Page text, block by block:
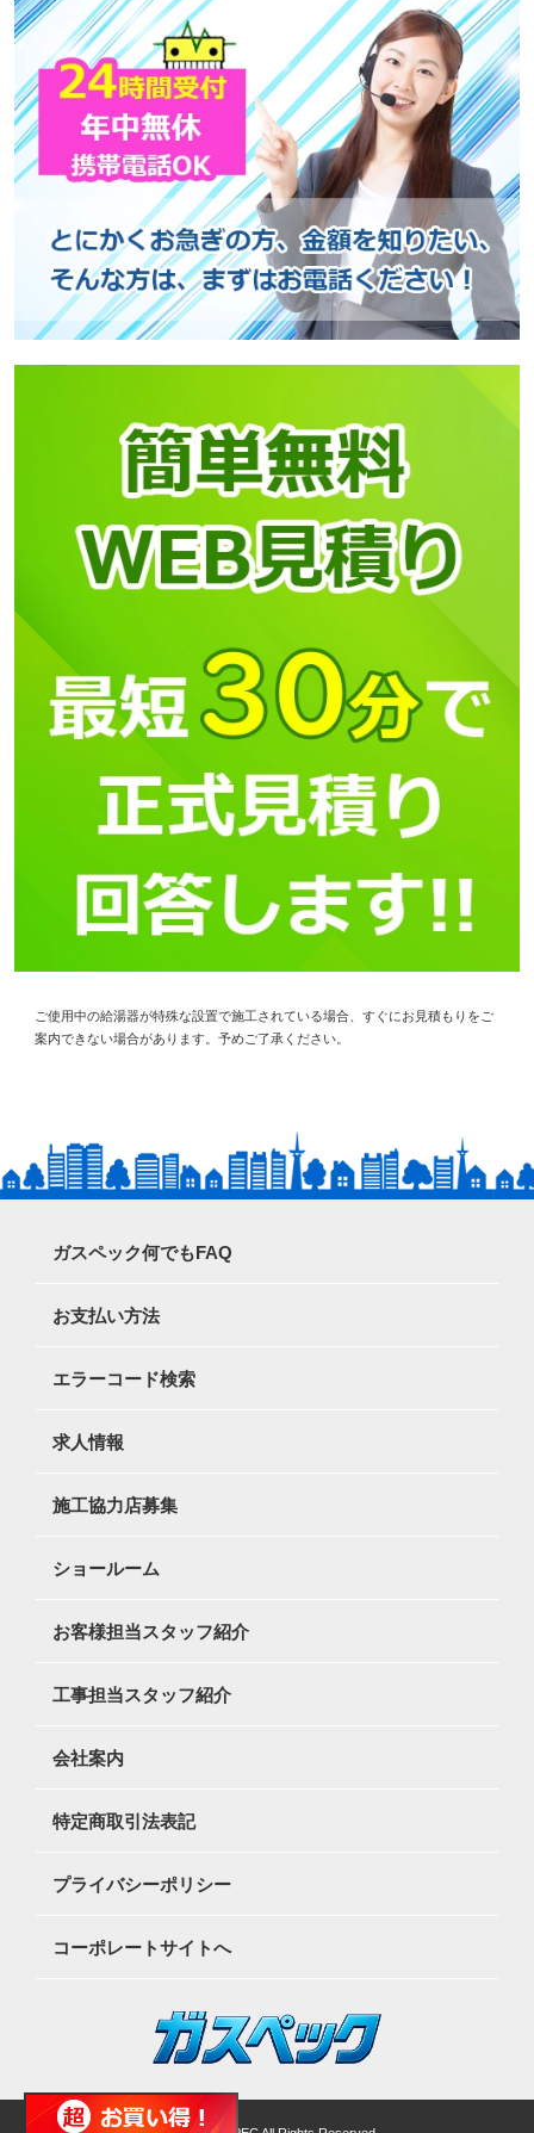
ご使用中の給湯器が特殊な設置で施工されている場合、すぐにお見積もりをご
案内できない場合があります。予めご了承ください。
ガスペック何でもFAQ
お支払い方法
エラーコード検索
求人情報
施工協力店募集
ショールーム
お客様担当スタッフ紹介
工事担当スタッフ紹介
会社案内
特定商取引法表記
プライバシーポリシー
コーポレートサイトへ